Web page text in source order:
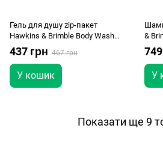
Гель для душу zip-пакет
Hawkins & Brimble Body Wash
Pouch 300 мл
437 грн 467 грн
У кошик
&
У
Показати ще 9